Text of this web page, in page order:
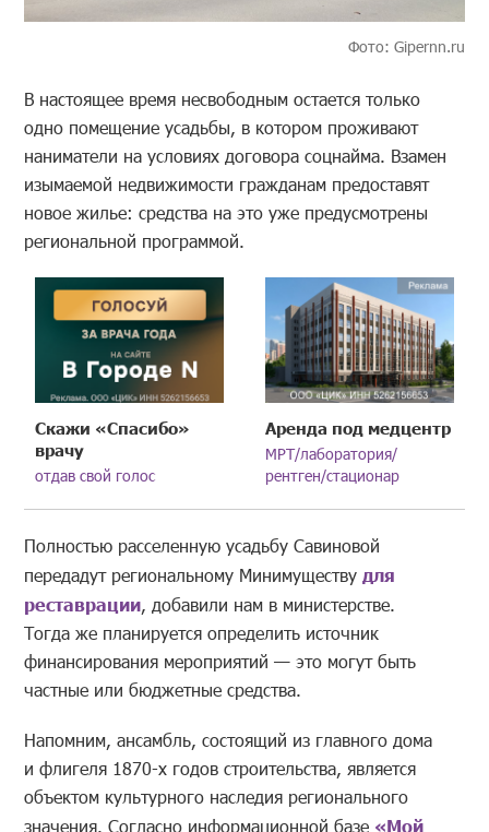
Фото: Gipernn.ru
В настоящее время несвободным остается только
одно помещение усадьбы, в котором проживают
наниматели на условиях договора соцнайма. Взамен
изымаемой недвижимости гражданам предоставят
новое жилье: средства на это уже предусмотрены
региональной программой.
Скажи «Спасибо»
врачу
отдав свой голос
Аренда под медцентр
МРТ/лаборатория/
рентген/стационар
Полностью расселенную усадьбу Савиновой
передадут региональному Минимуществу для
реставрации, добавили нам в министерстве.
Тогда же планируется определить источник
финансирования мероприятий — это могут быть
частные или бюджетные средства.
Напомним, ансамбль, состоящий из главного дома
и флигеля 1870-х годов строительства, является
объектом культурного наследия регионального
значения. Согласно информационной базе «Мой